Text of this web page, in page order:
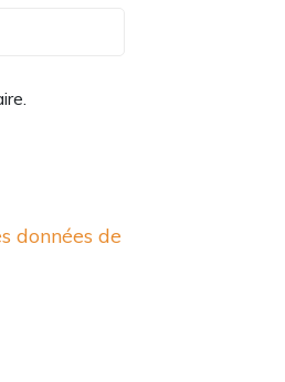
données de